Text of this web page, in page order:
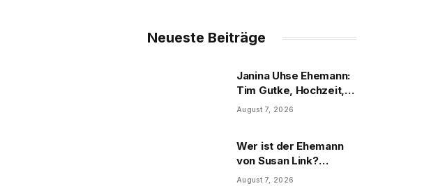
Neueste Beiträge
Janina Uhse Ehemann:
Tim Gutke, Hochzeit,
Sohn und Familie
August 7, 2026
Wer ist der Ehemann
von Susan Link?
Wolfgang Link, Beruf
August 7, 2026